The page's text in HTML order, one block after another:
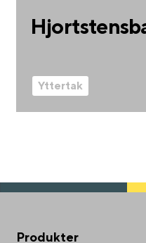
Yttertak
Produkter